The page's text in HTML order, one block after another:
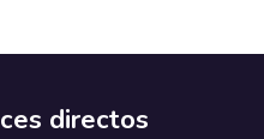
directos